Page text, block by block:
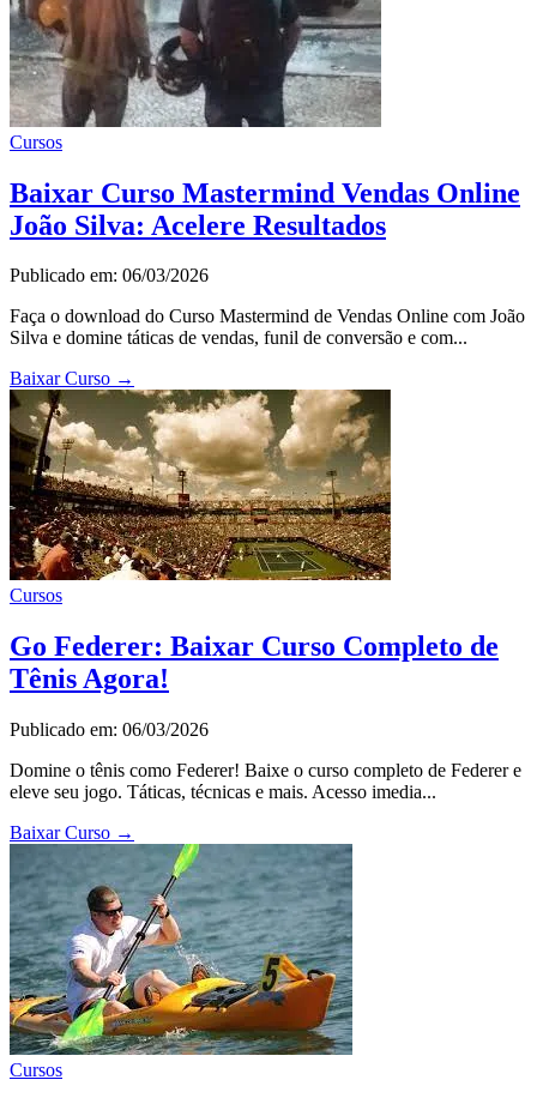
Cursos
Baixar Curso Mastermind Vendas Online
João Silva: Acelere Resultados
Publicado em: 06/03/2026
Faça o download do Curso Mastermind de Vendas Online com João
Silva e domine táticas de vendas, funil de conversão e com...
Baixar Curso →
Cursos
Go Federer: Baixar Curso Completo de
Tênis Agora!
Publicado em: 06/03/2026
Domine o tênis como Federer! Baixe o curso completo de Federer e
eleve seu jogo. Táticas, técnicas e mais. Acesso imedia...
Baixar Curso →
Cursos